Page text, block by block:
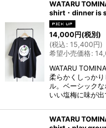
WATARU
shirt・dinner is
14,000円(税別)
(税込: 15,400円)
希望小売価格:
WATARU
柔らかくしっか
ル。ベーシック
いい塩梅に味が
WATARU